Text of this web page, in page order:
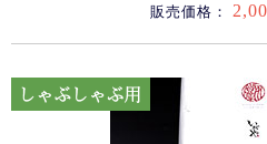
販売価格：